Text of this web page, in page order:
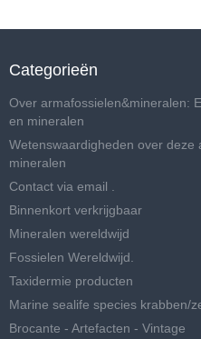
Categorieën
Over armafossielen&mineralen:
en mineralen
Wetenswaardigheden over deze
mineralen
Contact via email .
Binnenkort verkrijgbaar
Mineralen wereldwijd
Fossielen Wereldwijd.
Taxidermie producten
Marine sealife species krabben/
Brocante - Artefacten - Vintage